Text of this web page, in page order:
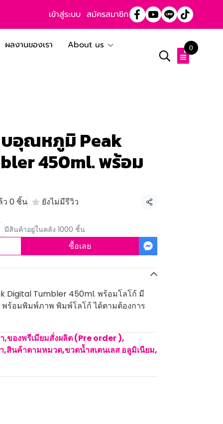
เข้าสู่ระบบ สมัครสมาชิก
ผลงานของเรา
About us
0
บอุณหภูมิ Peak
450ml. พร้อม
ว 0 ชิ้น ยังไม่มีรีวิว
แชร์
มีสินค้าอยู่ในคลัง 1000 ชิ้น
ซื้อเลย
Digital Tumbler 450ml. พร้อมโลโก้ มี
พร้อมพิมพ์ภาพ พิมพ์โลโก้ ได้ตามต้องการ
,ของพรีเมียมสั่งผลิต (Pre order ),
,สินค้าตามหมวด,ขวดน้ำสเตนเลส อลูมิเนียม,